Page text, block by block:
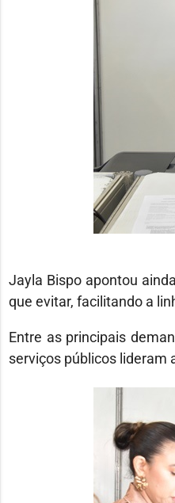
Jayla Bispo apontou
que evitar, facilitando a
Entre as principais
serviços públicos lideram